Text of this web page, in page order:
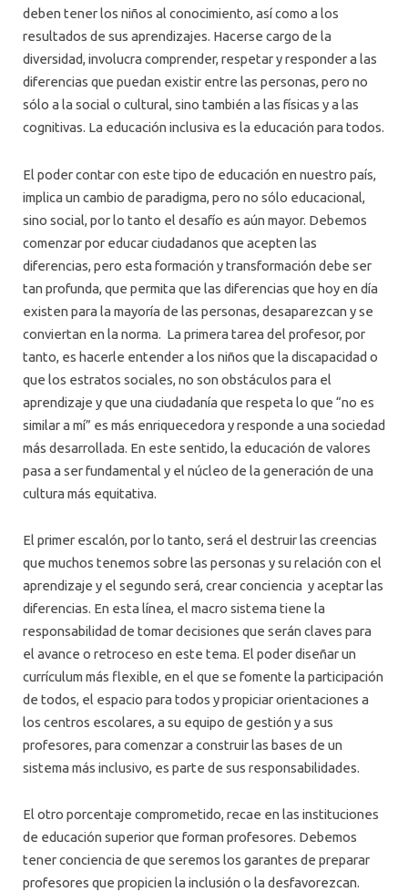
deben tener los niños al conocimiento, así como a los
resultados de sus aprendizajes. Hacerse cargo de la
diversidad, involucra comprender, respetar y responder a las
diferencias que puedan existir entre las personas, pero no
sólo a la social o cultural, sino también a las físicas y a las
cognitivas. La educación inclusiva es la educación para todos.
El poder contar con este tipo de educación en nuestro país,
implica un cambio de paradigma, pero no sólo educacional,
sino social, por lo tanto el desafío es aún mayor. Debemos
comenzar por educar ciudadanos que acepten las
diferencias, pero esta formación y transformación debe ser
tan profunda, que permita que las diferencias que hoy en día
existen para la mayoría de las personas, desaparezcan y se
conviertan en la norma. La primera tarea del profesor, por
tanto, es hacerle entender a los niños que la discapacidad o
que los estratos sociales, no son obstáculos para el
aprendizaje y que una ciudadanía que respeta lo que “no es
similar a mí” es más enriquecedora y responde a una sociedad
más desarrollada. En este sentido, la educación de valores
pasa a ser fundamental y el núcleo de la generación de una
cultura más equitativa.
El primer escalón, por lo tanto, será el destruir las creencias
que muchos tenemos sobre las personas y su relación con el
aprendizaje y el segundo será, crear conciencia y aceptar las
diferencias. En esta línea, el macro sistema tiene la
responsabilidad de tomar decisiones que serán claves para
el avance o retroceso en este tema. El poder diseñar un
currículum más flexible, en el que se fomente la participación
de todos, el espacio para todos y propiciar orientaciones a
los centros escolares, a su equipo de gestión y a sus
profesores, para comenzar a construir las bases de un
sistema más inclusivo, es parte de sus responsabilidades.
El otro porcentaje comprometido, recae en las instituciones
de educación superior que forman profesores. Debemos
tener conciencia de que seremos los garantes de preparar
profesores que propicien la inclusión o la desfavorezcan.